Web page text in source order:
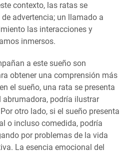
contexto, las ratas se
advertencia; un llamado a
las interacciones y
inmersos.
a este sueño son
obtener una comprensión más
el sueño, una rata se presenta
podría ilustrar
otro lado, si el sueño presenta
o incluso comedida, podría
por problemas de la vida
La esencia emocional del